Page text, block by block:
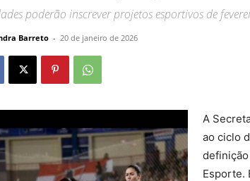
poderão inscrever projetos esportivos de
Barreto - 20 de janeiro de 2026
A
ao ciclo
Esporte.